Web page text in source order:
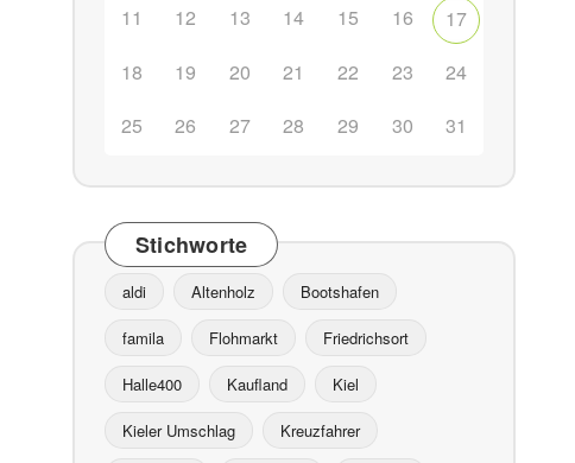
11
12 13 14 15 16
17
18
19 20 21 22 23
24
25
26 27 28 29 30 31
Stichworte
aldi Altenholz Bootshafen
famila Flohmarkt Friedrichsort
Halle400 Kaufland Kiel
Kieler Umschlag Kreuzfahrer